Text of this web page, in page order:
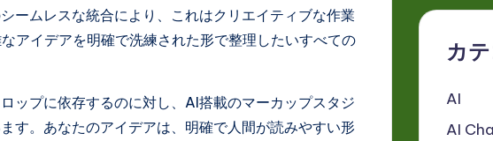
ームレスな統合により、これはクリエイティブな作業
アイデアを明確で洗練された形で整理したいすべての
ップに依存するのに対し、AI搭載のマーカップスタジ
す。あなたのアイデアは、明確で人間が読みやすい形
カ
AI
AI